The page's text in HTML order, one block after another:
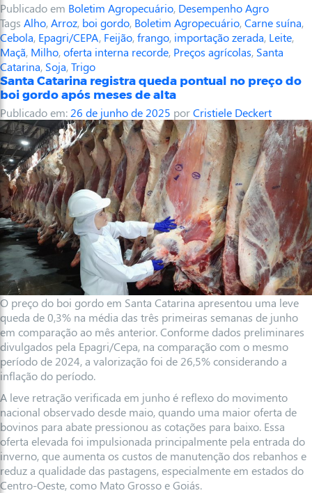
Publicado em Boletim Agropecuário, Desempenho Agro
Tags Alho,Arroz, boi gordo, Boletim Agropecuário,Carne suína,
Cebola, Epagri/CEPA, Feijão,frango, importação zerada, Leite,
Maçã, Milho,oferta interna recorde, Preços agrícolas, Santa
Catarina, Soja,Trigo
Santa Catarina registra queda pontual no preço do
boi gordo após meses de alta
Publicado em: 26 de junho de 2025 porCristiele Deckert
O preço do boi gordo em Santa Catarina apresentou uma leve
queda de 0,3% na média das três primeiras semanas de junho
em comparação ao mês anterior. Conforme dados preliminares
divulgados pela Epagri/Cepa, na comparação com o mesmo
período de 2024, a valorização foi de 26,5% considerando a
inflação do período.
A leve retração verificada em junho é reflexo do movimento
nacional observado desde maio, quando uma maior oferta de
bovinos para abate pressionou as cotações para baixo. Essa
oferta elevada foi impulsionada principalmente pela entrada do
inverno, que aumenta os custos de manutenção dos rebanhos e
reduz a qualidade das pastagens, especialmente em estados do
Centro-Oeste, como Mato Grosso e Goiás.